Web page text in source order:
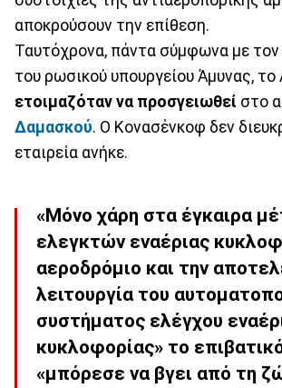
αποκρούσουν την επίθεση.
Ταυτόχρονα, πάντα σύμφωνα με
του ρωσικού υπουργείου Άμυνας, το
ετοιμαζόταν να προσγειωθεί στο
Δαμασκού. Ο Κονασένκοφ δεν
εταιρεία ανήκε.
«Μόνο χάρη στα έγκαιρα
ελεγκτών εναέριας
αεροδρόμιο και την
λειτουργία του
συστήματος ελέγχου
κυκλοφορίας» το
«μπόρεσε να βγει από τη